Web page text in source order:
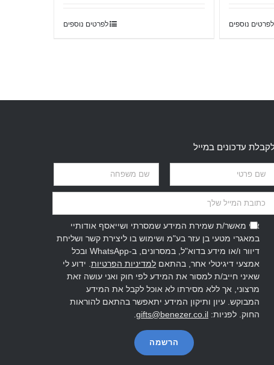
לפרטים נוספים לפרטים נוספים
עדכונים במייל
אני מאשר/ת שמירת המידע שמסרתי ושייאסף אודותיי
במאגרי מטעי בן עזר בע"מ ושימוש בו ליצירת קשר ושליחת
דיוור ו/או מידע בדוא"ל, במסרונים, ב-WhatsApp ובכל
אמצעי דיגיטלי אחר, בהתאם למדיניות הפרטיות . ידוע לי
שאיני חייב/ת למסור את המידע לפי חוק ואני עושה זאת
מרצוני, אך ללא מסירתו לא אוכל לקבל את המידע
המבוקש. עיון ותיקון המידע יתאפשר בהתאם להוראות
החוק. לפניות: gifts@benezer.co.il